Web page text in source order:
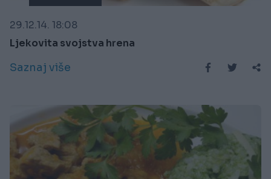
29.12.14. 18:08
Ljekovita svojstva hrena
Saznaj više